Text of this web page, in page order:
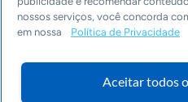
Economia & Política
Inovação & Tecnologia
Cultura
Arquivo
nossos serviços, você concorda
em nossa
Política de Privacidade
Aceitar todos